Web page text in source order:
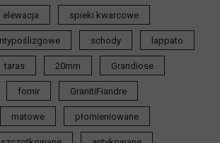
elewacja spieki kwarcowe
schody lappato
taras 20mm Grandiose
fornir GranitiFiandre
matowe płomieniowane